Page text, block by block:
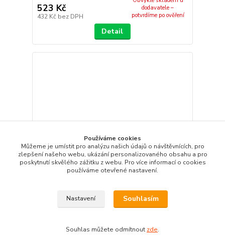
523 Kč
432 Kč bez DPH
dodavatele –
potvrdíme po ověření
Detail
bez DPH
Používáme cookies
Můžeme je umístit pro analýzu našich údajů o návštěvnících, pro
zlepšení našeho webu, ukázání personalizovaného obsahu a pro
poskytnutí skvělého zážitku z webu. Pro více informací o cookies
používáme otevřené nastavení.
Nastavení Souhlasím
Souhlas můžete odmítnout zde.